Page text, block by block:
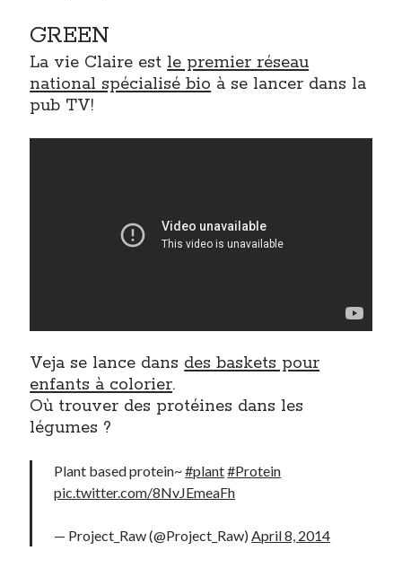
personnelle
On parle de quoi ?
Mini-monsieur
Non classé
Parole de Follower
Patchwork
Post inutile
Proust
Sorties cuculturelles
GREEN
La vie Claire estle premier réseau
national spécialisé bio à se lancer dans la
pub TV!
Veja se lance dans des baskets pour
enfants à colorier.
Où trouver des protéines dans les
légumes ?
Plant based protein~#plant#Protein
pic.twitter.com/8NvJEmeaFh
— Project_Raw (@Project_Raw) April 8, 2014